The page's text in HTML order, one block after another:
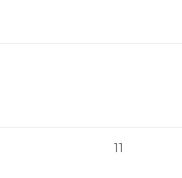
11